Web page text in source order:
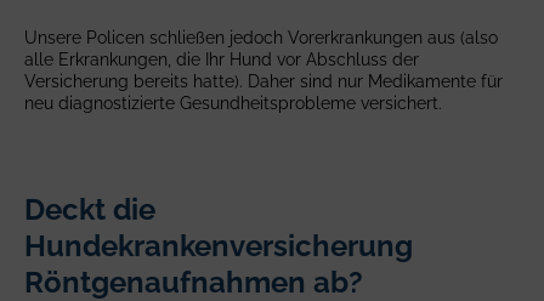
Unsere Policen schließen jedoch Vorerkrankungen aus (also
alle Erkrankungen, die Ihr Hund vor Abschluss der
Versicherung bereits hatte). Daher sind nur Medikamente für
neu diagnostizierte Gesundheitsprobleme versichert.
Deckt die
Hundekrankenversicherung
Röntgenaufnahmen ab?